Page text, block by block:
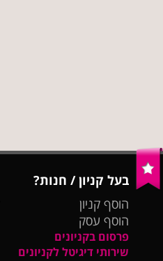
בעל קניון / חנות?
הוסף קניון
הוסף עסק
פרסום בקניונים
שירותי דיגיטל לקניונים